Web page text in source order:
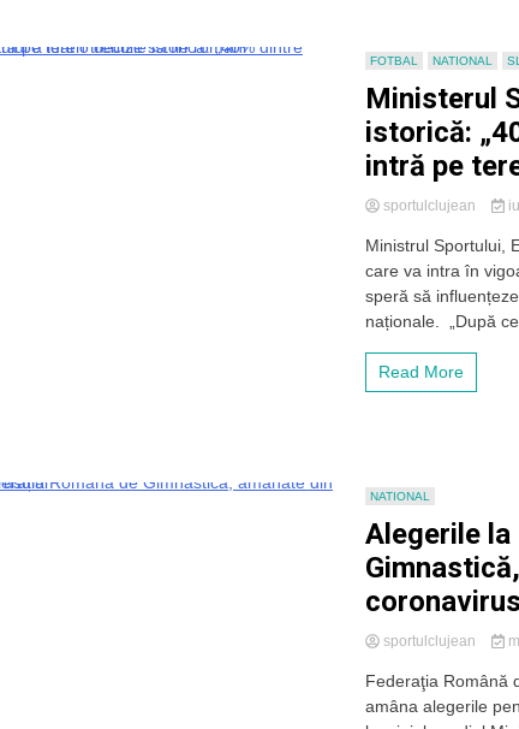
FOTBAL NATIONAL
Ministerul
istorică:
intră pe
sportulclujean
Ministrul Sportului,
care va intra în
speră să
naționale. „După
Read More
NATIONAL
Alegerile la
sportulclujean
Federaţia Română
amâna alegerile